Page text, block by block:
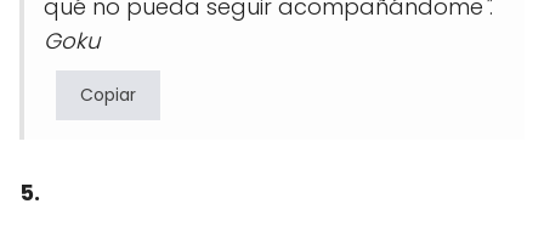
qué no pueda seguir acompañándome".
Goku
Copiar
5.